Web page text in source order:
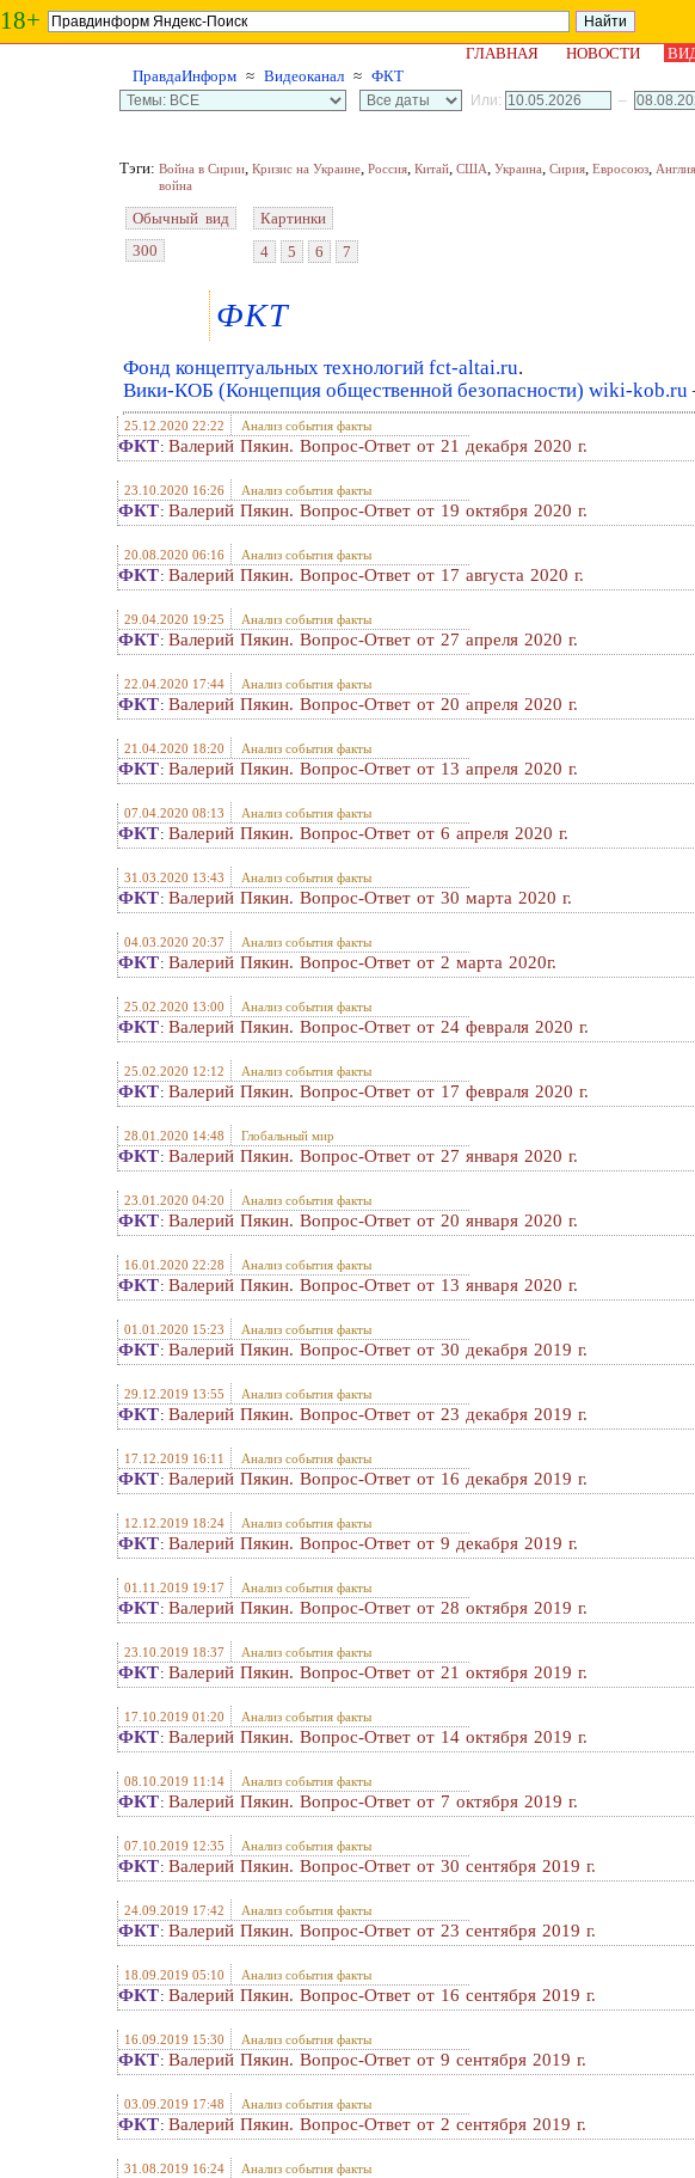
18+
ГЛАВНАЯ
НОВОСТИ
ПравдаИнформ ≈ Видеоканал ≈ ФКТ
Или:
–
Тэги: Война в Сирии, Кризис на Украине, Россия, Китай, США, Украина, Сирия, Евросоюз, Англия
война
Обычный вид
300
Картинки
4
5 6 7
ФКТ
Фонд концептуальных технологий fct-altai.ru.
Вики-КОБ (Концепция общественной безопасности) wiki-kob.ru
25.12.2020 22:22 Анализ события факты
ФКТ: Валерий Пякин. Вопрос-Ответ от 21 декабря 2020 г.
23.10.2020 16:26 Анализ события факты
ФКТ: Валерий Пякин. Вопрос-Ответ от 19 октября 2020 г.
20.08.2020 06:16 Анализ события факты
ФКТ: Валерий Пякин. Вопрос-Ответ от 17 августа 2020 г.
29.04.2020 19:25 Анализ события факты
ФКТ: Валерий Пякин. Вопрос-Ответ от 27 апреля 2020 г.
22.04.2020 17:44 Анализ события факты
ФКТ: Валерий Пякин. Вопрос-Ответ от 20 апреля 2020 г.
21.04.2020 18:20 Анализ события факты
ФКТ: Валерий Пякин. Вопрос-Ответ от 13 апреля 2020 г.
07.04.2020 08:13 Анализ события факты
ФКТ: Валерий Пякин. Вопрос-Ответ от 6 апреля 2020 г.
31.03.2020 13:43 Анализ события факты
ФКТ: Валерий Пякин. Вопрос-Ответ от 30 марта 2020 г.
04.03.2020 20:37 Анализ события факты
ФКТ: Валерий Пякин. Вопрос-Ответ от 2 марта 2020г.
25.02.2020 13:00 Анализ события факты
ФКТ: Валерий Пякин. Вопрос-Ответ от 24 февраля 2020 г.
25.02.2020 12:12 Анализ события факты
ФКТ: Валерий Пякин. Вопрос-Ответ от 17 февраля 2020 г.
28.01.2020 14:48 Глобальный мир
ФКТ: Валерий Пякин. Вопрос-Ответ от 27 января 2020 г.
23.01.2020 04:20 Анализ события факты
ФКТ: Валерий Пякин. Вопрос-Ответ от 20 января 2020 г.
16.01.2020 22:28 Анализ события факты
ФКТ: Валерий Пякин. Вопрос-Ответ от 13 января 2020 г.
01.01.2020 15:23 Анализ события факты
ФКТ: Валерий Пякин. Вопрос-Ответ от 30 декабря 2019 г.
29.12.2019 13:55 Анализ события факты
ФКТ: Валерий Пякин. Вопрос-Ответ от 23 декабря 2019 г.
17.12.2019 16:11 Анализ события факты
ФКТ: Валерий Пякин. Вопрос-Ответ от 16 декабря 2019 г.
12.12.2019 18:24 Анализ события факты
ФКТ: Валерий Пякин. Вопрос-Ответ от 9 декабря 2019 г.
01.11.2019 19:17 Анализ события факты
ФКТ: Валерий Пякин. Вопрос-Ответ от 28 октября 2019 г.
23.10.2019 18:37 Анализ события факты
ФКТ: Валерий Пякин. Вопрос-Ответ от 21 октября 2019 г.
17.10.2019 01:20 Анализ события факты
ФКТ: Валерий Пякин. Вопрос-Ответ от 14 октября 2019 г.
08.10.2019 11:14 Анализ события факты
ФКТ: Валерий Пякин. Вопрос-Ответ от 7 октября 2019 г.
07.10.2019 12:35 Анализ события факты
ФКТ: Валерий Пякин. Вопрос-Ответ от 30 сентября 2019 г.
24.09.2019 17:42 Анализ события факты
ФКТ: Валерий Пякин. Вопрос-Ответ от 23 сентября 2019 г.
18.09.2019 05:10 Анализ события факты
ФКТ: Валерий Пякин. Вопрос-Ответ от 16 сентября 2019 г.
16.09.2019 15:30 Анализ события факты
ФКТ: Валерий Пякин. Вопрос-Ответ от 9 сентября 2019 г.
03.09.2019 17:48 Анализ события факты
ФКТ: Валерий Пякин. Вопрос-Ответ от 2 сентября 2019 г.
31.08.2019 16:24 Анализ события факты